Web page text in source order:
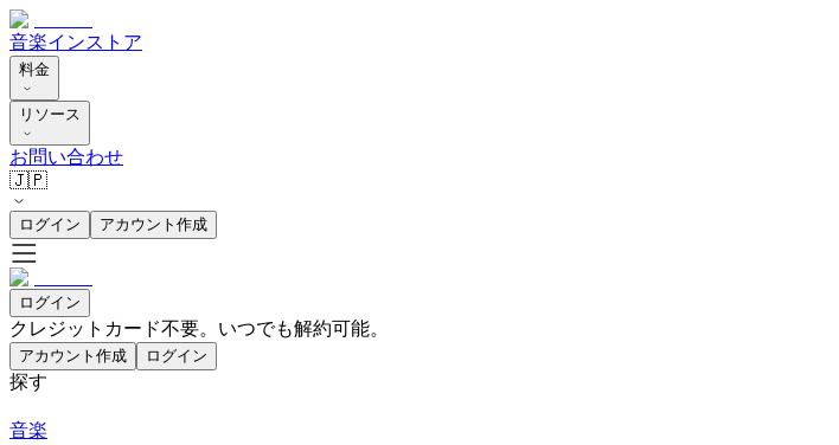
音楽インストア
料金
リソース
お問い合わせ
🇯🇵
ログイン アカウント作成
ログイン
クレジットカード不要。いつでも解約可能。
アカウント作成 ログイン
探す
音楽